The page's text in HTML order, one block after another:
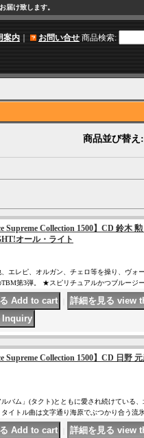
届け致します。
案内｜ お問い合せ 商品検索:
商品並び替え :
Supreme Collection 1500】CD 鈴木
オール・ライト
エレピ、オルガン、チェロ等を操り、ヴォ
第3弾。 ★スピリチュアルかつブルージ
Supreme Collection 1500】CD 日
バム」(タクト)とともに愛され続けている
イトル曲は文字通り海原でぶつかり合う流